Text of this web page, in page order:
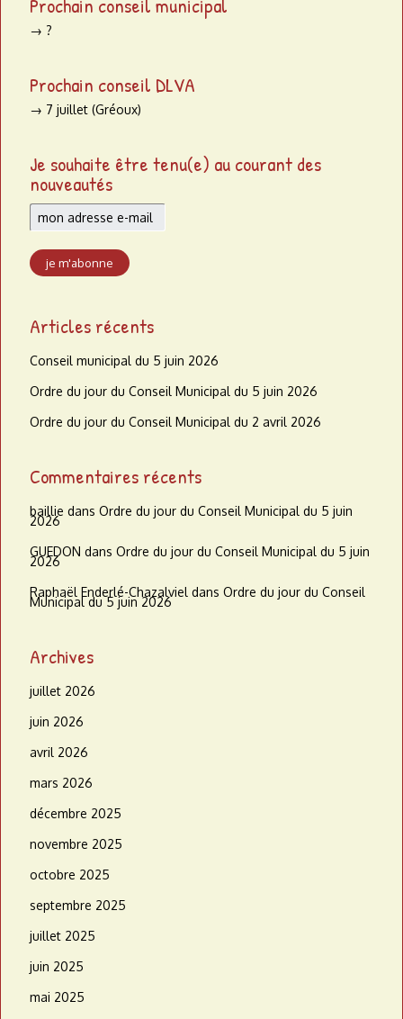
Prochain conseil municipal
→ ?
Prochain conseil DLVA
→ 7 juillet (Gréoux)
Je souhaite être tenu(e) au courant des
nouveautés
Articles récents
Conseil municipal du 5 juin 2026
Ordre du jour du Conseil Municipal du 5 juin 2026
Ordre du jour du Conseil Municipal du 2 avril 2026
Commentaires récents
baillie dans Ordre du jour du Conseil Municipal du 5 juin
2026
GUEDON dans Ordre du jour du Conseil Municipal du 5 juin
2026
Raphaël Enderlé-Chazalviel dans Ordre du jour du Conseil
Municipal du 5 juin 2026
Archives
juillet 2026
juin 2026
avril 2026
mars 2026
décembre 2025
novembre 2025
octobre 2025
septembre 2025
juillet 2025
juin 2025
mai 2025